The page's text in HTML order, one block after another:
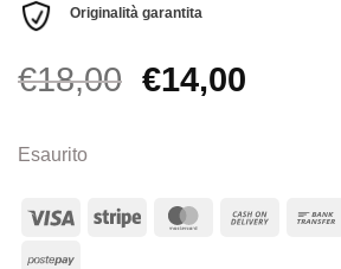
Originalità garantita
€18,00 Il
€18,00.
€14,00Il
€14,00.
Esaurito
Visa Stripe MasterCard
Cash
Postepay